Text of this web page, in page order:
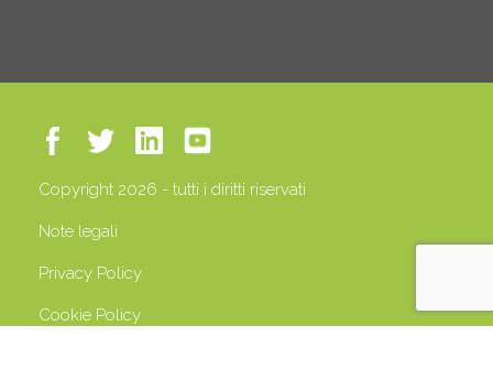
Copyright 2026 - tutti i diritti riservati
Note legali
Privacy Policy
Cookie Policy